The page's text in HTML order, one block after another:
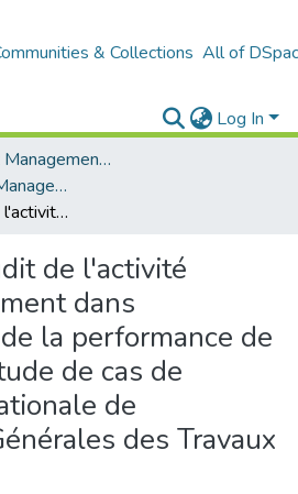
& Collections All of
Log In
Département Management et Entrepreneuriat
Entrepreneuriat et Management de Projets (EMP)
Le rôle de l'audit de l'activité approvisionnement dans l'amélioration de la performance de l'entreprise: etude de cas de l'Entreprise Nationale de Réalisations Générales des Travaux Hydrauliques
de l'activité
dans
la performance de
de cas de
de
des Travaux